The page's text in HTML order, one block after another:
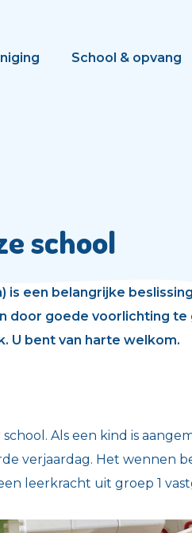
School & opvang
school
is een belangrijke
door goede voorlichting te
U bent van harte welkom.
Als een kind is
verjaardag. Het wennen
leerkracht uit groep 1